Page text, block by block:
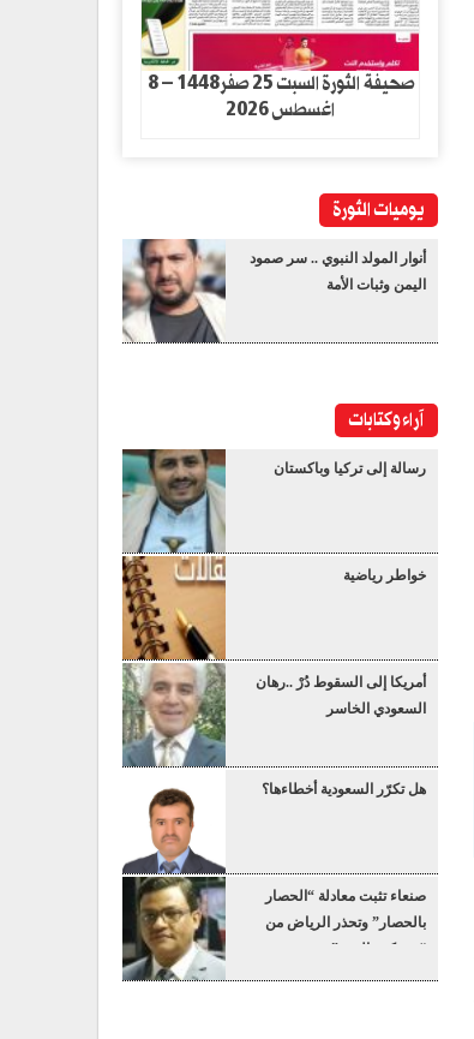
صحيفة الثورة السبت 25 صفر1448 – 8
اغسطس 2026
يوميات الثورة
أنوار المولد النبوي .. سر صمود
اليمن وثبات الأمة
آراء وكتابات
رسالة إلى تركيا وباكستان
خواطر رياضية
أمريكا إلى السقوط دُرْ ..رهان
السعودي الخاسر
هل تكرّر السعودية أخطاءها؟
صنعاء تثبت معادلة “الحصار
بالحصار” وتحذر الرياض من
“عسكرة البحر”